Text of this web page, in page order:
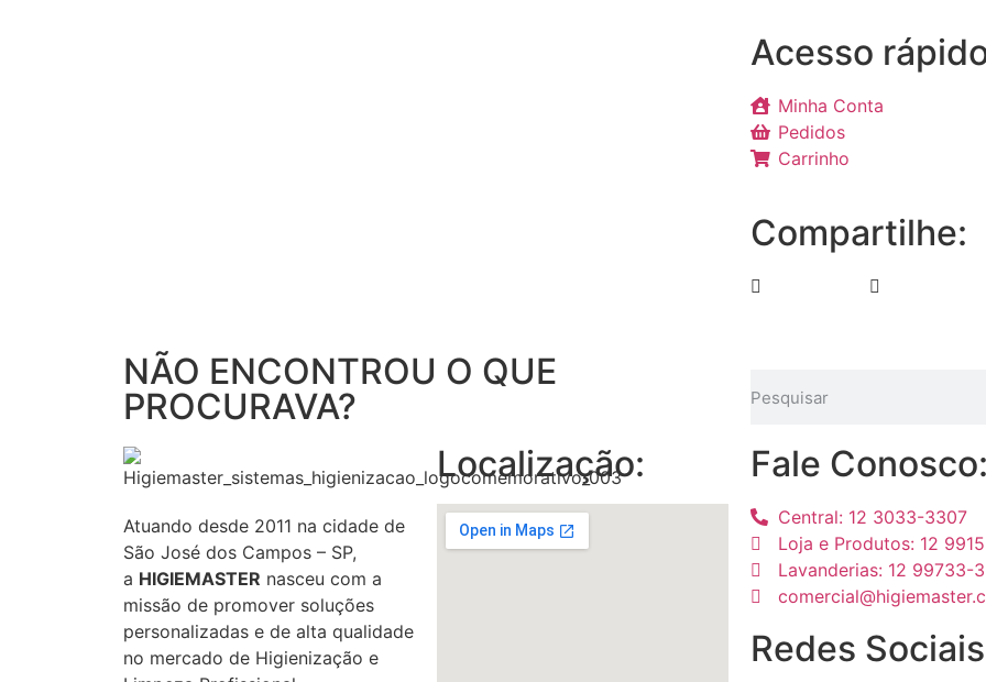
Acesso
Minha Conta
Pedidos
Carrinho
Compartilhe:
NÃO ENCONTROU O QUE
PROCURAVA?
Atuando desde 2011 na cidade de
São José dos Campos – SP,
a HIGIEMASTER nasceu com a
missão de promover soluções
personalizadas e de alta qualidade
no mercado de Higienização e
Localização: Fale
Central: 12 3033-3307
Loja e Produtos: 12
Lavanderias: 12 99733-
Redes